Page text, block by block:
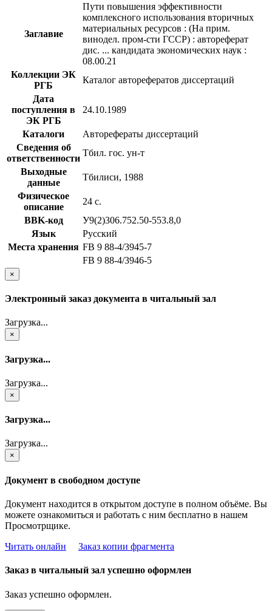
Заглавие
Пути повышения эффективности
комплексного использования вторичных
материальных ресурсов : (На прим.
винодел. пром-сти ГССР) : автореферат
дис. ... кандидата экономических наук :
08.00.21
Коллекции ЭК
РГБ
Каталог авторефератов диссертаций
Дата
поступления в
ЭК РГБ
24.10.1989
Каталоги
Авторефераты диссертаций
Сведения об
ответственности
Тбил. гос. ун-т
Выходные
данные
Тбилиси, 1988
Физическое
описание
24 с.
BBK-код
У9(2)306.752.50-553.8,0
Язык
Русский
Места хранения FB 9 88-4/3945-7
FB 9 88-4/3946-5
×
Электронный заказ документа в читальный зал
Загрузка...
×
Загрузка...
Загрузка...
×
Загрузка...
Загрузка...
×
Документ в свободном доступе
Документ находится в открытом доступе в полном объёме. Вы
можете ознакомиться и работать с ним бесплатно в нашем
Просмотрщике.
Читать онлайн
Заказ копии фрагмента
Заказ в читальный зал успешно оформлен
Заказ успешно оформлен.